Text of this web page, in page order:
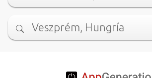
Veszprém, Hungría